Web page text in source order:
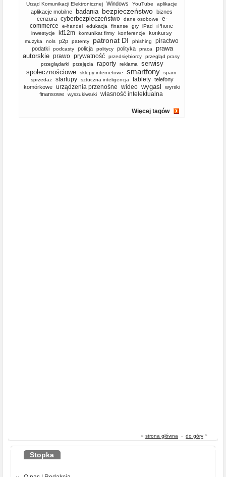
Urząd Komunikacji Elektronicznej Windows YouTube aplikacje
aplikacje mobilne badania bezpieczeństwo biznes
cenzura cyberbezpieczeństwo dane osobowe
e-
commerce
e-handel edukacja finanse gry iPad iPhone
inwestycje kf12m komunikat firmy konferencje konkursy
muzyka nols p2p patenty patronat DI phishing piractwo
podatki podcasty policja politycy polityka praca
prawa
autorskie prawo prywatność przedsiębiorcy
przegląd prasy
przeglądarki
przejęcia raporty reklama
serwisy
społecznościowe
sklepy internetowe smartfony
spam
sprzedaż
startupy sztuczna inteligencja tablety telefony
komórkowe
urządzenia przenośne wideo wygasl
wyniki
finansowe
wyszukiwarki własność intelektualna
Więcej tagów
« strona główna - do góry ^
Stopka